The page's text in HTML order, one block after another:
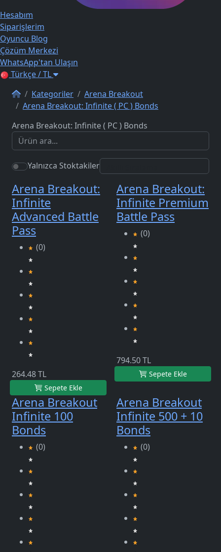
Hesabım
Siparişlerim
Oyuncu Blog
Çözüm Merkezi
WhatsApp'tan Ulaşın
Türkçe / TL
Kategoriler
Arena Breakout
Arena Breakout: Infinite ( PC ) Bonds
Arena Breakout: Infinite ( PC ) Bonds
Yalnızca Stoktakiler
Arena Breakout:
Infinite
Advanced Battle
Pass
(0)
264.48 TL
Sepete Ekle
Arena Breakout:
Infinite Premium
Battle Pass
(0)
794.50 TL
Sepete Ekle
Arena Breakout
Infinite 100
Bonds
(0)
Arena Breakout
Infinite 500 + 10
Bonds
(0)